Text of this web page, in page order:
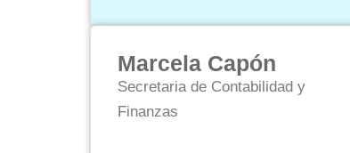
Marcela Capón
Secretaria de Contabilidad y
Finanzas